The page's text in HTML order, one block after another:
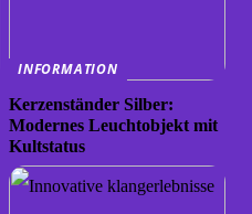
INFORMATION
Kerzenständer Silber:
Modernes Leuchtobjekt mit
Kultstatus